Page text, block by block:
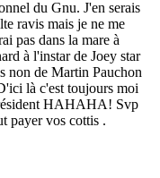
du Gnu. J'en serais
ravis mais je ne me
pas dans la mare à
à l'instar de Joey star
non de Martin Pauchon
là c'est toujours moi
HAHAHA! Svp
payer vos cottis .